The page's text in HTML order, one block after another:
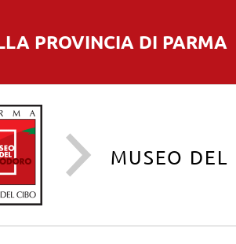
PROVINCIA DI PARMA
MUSEO DEL